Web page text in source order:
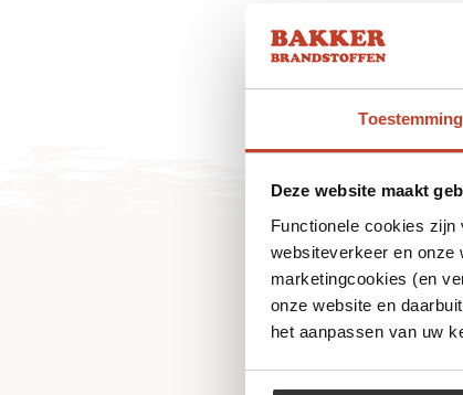
Toestemming
Deze website maakt
Functionele cookies
websiteverkeer en onze
marketingcookies (en
onze website en
het aanpassen van uw